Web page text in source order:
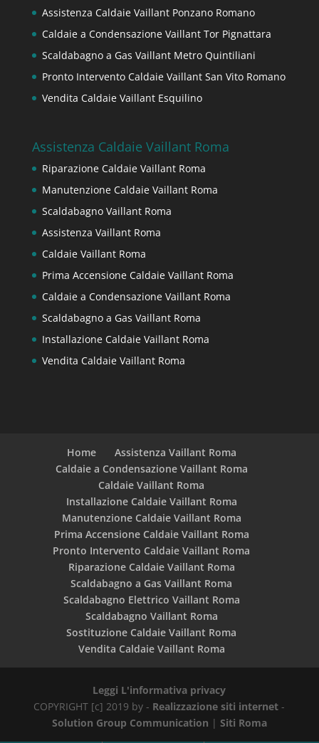
Assistenza Caldaie Vaillant Ponzano Romano
Caldaie a Condensazione Vaillant Tor Pignattara
Scaldabagno a Gas Vaillant Metro Quintiliani
Pronto Intervento Caldaie Vaillant San Vito Romano
Vendita Caldaie Vaillant Esquilino
Assistenza Caldaie Vaillant Roma
Riparazione Caldaie Vaillant Roma
Manutenzione Caldaie Vaillant Roma
Scaldabagno Vaillant Roma
Assistenza Vaillant Roma
Caldaie Vaillant Roma
Prima Accensione Caldaie Vaillant Roma
Caldaie a Condensazione Vaillant Roma
Scaldabagno a Gas Vaillant Roma
Installazione Caldaie Vaillant Roma
Vendita Caldaie Vaillant Roma
Home
Assistenza Vaillant Roma
Caldaie a Condensazione Vaillant Roma
Caldaie Vaillant Roma
Installazione Caldaie Vaillant Roma
Manutenzione Caldaie Vaillant Roma
Prima Accensione Caldaie Vaillant Roma
Pronto Intervento Caldaie Vaillant Roma
Riparazione Caldaie Vaillant Roma
Scaldabagno a Gas Vaillant Roma
Scaldabagno Elettrico Vaillant Roma
Scaldabagno Vaillant Roma
Sostituzione Caldaie Vaillant Roma
Vendita Caldaie Vaillant Roma
Leggi L'informativa privacy
COPYRIGHT [c] 2019 by - Realizzazione siti internet -
Solution Group Communication | Siti Roma